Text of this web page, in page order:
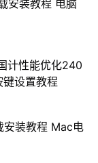
安装教程 电脑
计性能优化240
设置教程
安装教程 Mac电